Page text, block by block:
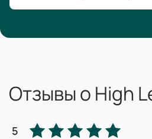
Отзывы о High
5